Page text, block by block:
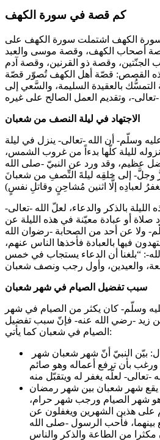
كم قصة في سورة الكهف
الكهف اشتملت سورة الكهف على
الكهف، وقصة موسى والعبد
الجنّتين، وقصة ذو القرنين، وقصة آدم
هذه القصص: قصّة أهل الكهف تُصوّر قصّة
بالعقيدة السليمة، والسَّعي إلى
الاجتهاد في ليلة النصف من شعبان
وسلّم- أن الله -تعالى- ينزل في ليلة
لليلة كلّها بدءاً من غروب الشمس،
عظيم، وقد ورد عن النبيّ -صلى الله
وجلَّ- إلى خلقِه ليلةَ النِّصفِ من شعبانَ
بالذكر والدعاء، لعلّ الله -تعالى-
أو عبادة معيّنة في هذه الليلة عن
ولا عن أحد من الصحابة -رضوان الله
فيها بالعبادة فأخذها الناس عنهم،
: “بلغنا أن الدعاء يستجاب في خمس
سبب تفضيل الصيام في شهر شعبان
وسلّم- كان يكثر من الصيام في شهر
زيد -رضي الله عنه- فإنّ سبب تفضيل
الصيام في شعبان كما يأتي:
بأن ترفع أعماله وهو صائم
شهر شعبان بين شهر رمضان
شهر الصيام ورجب شهر حرام،
على هذين الشهرين ويغفلون عن
فأحب الرسول -صلى الله
من الطاعة والذكر والناس